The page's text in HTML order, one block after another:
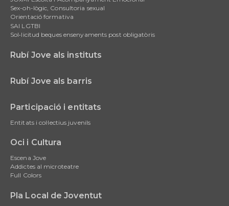
Sex-oh-lògic, Consultoria sexual
Orientació formativa
SAI LGTBI
Sol•licitud beques ensenyaments post obligatòris
Rubí Jove als instituts
Rubí Jove als barris
Participació i entitats
Entitats i col·lectius juvenils
Oci i Cultura
Escena Jove
Addictes al microteatre
Full Colors
Pla Local de Joventut